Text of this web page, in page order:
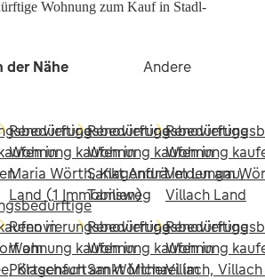
Wohnung zum Kauf in Stadl-
der Nähe Andere
in
in
am
Klagenfurt
Renovierungsbedürftige
Wohnung kaufen in
Maria Wörth, Klagenfurt
Land (1 Immobilien)
Renovierungsbedürftige
Wohnung kaufen in
Pörtschach am Wörther
Renovierungsbedürftige
Wohnung kaufen in
Sankt Andrä im Lungau,
Tamsweg
Renovierungsbedürftige
Wohnung kaufen in
Sankt Michael im
Wohnung
Velden am
Villach Land
Wohnung
Villach,